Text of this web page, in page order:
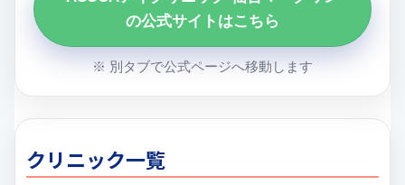
の公式サイトはこちら
※ 別タブで公式ページへ移動します
クリニック一覧